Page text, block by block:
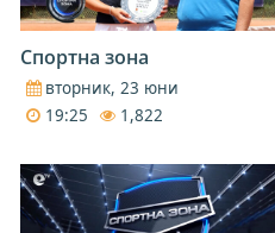
Спортна зона
вторник, 23 юни
19:25
1,822